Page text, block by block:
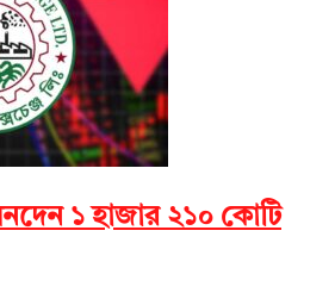
১ হাজার ২১০ কোটি